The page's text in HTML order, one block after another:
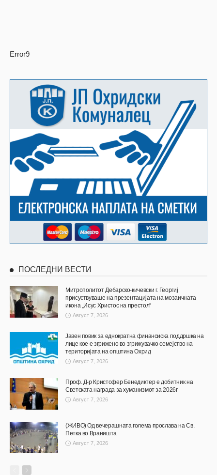
Error9
ПОСЛЕДНИ ВЕСТИ
Митрополитот Дебарско-кичевски г. Георгиј
присуствуваше на презентацијата на мозаичната
икона „Исус Христос на престол“
Август 7, 2026
Јавен повик за еднократна финансиска поддршка на
лице кое е згрижено во згрижувачко семејство на
територијата на општина Охрид
Август 7, 2026
Проф. Д-р Кристофер Бенедиктер е добитник на
Светската награда за хуманизмот за 2026г
Август 7, 2026
(ЖИВО) Од вечерашната голема прослава на Св.
Петка во Враништа
Август 7, 2026